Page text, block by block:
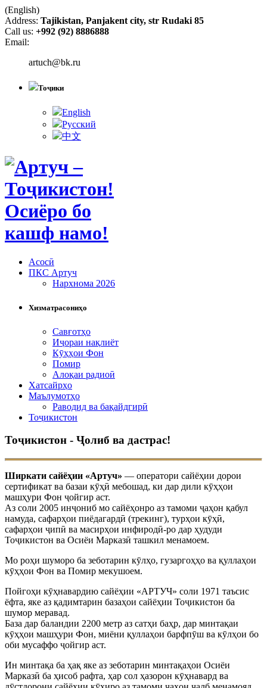
(English)
Address: Tajikistan, Panjakent city, str Rudaki 85
Call us: +992 (92) 8886888
Email:
artuch@bk.ru
Тоҷики
English
Русский
中文
Асосӣ
ПКС Артуч
Нархнома 2026
Хизматрасониҳо
Савғотҳо
Иҷораи нақлиёт
Кӯҳҳои Фон
Помир
Алоқаи радиоӣ
Хатсайрҳо
Маълумотҳо
Раводид ва бақайдгирӣ
Тоҷикистон
Тоҷикистон - Ҷолиб ва дастрас!
Ширкати сайёҳии «Артуч» — оператори сайёҳии дорои
сертификат ва базаи кӯҳӣ мебошад, ки дар дили кӯҳҳои
машҳури Фон ҷойгир аст.
Аз соли 2005 инҷониб мо сайёҳонро аз тамоми ҷаҳон қабул
намуда, сафарҳои пиёдагардӣ (трекинг), турҳои кӯҳӣ,
сафарҳои ҷипӣ ва масирҳои инфиродӣ-ро дар ҳудуди
Тоҷикистон ва Осиёи Марказӣ ташкил менамоем.
Мо роҳи шуморо ба зеботарин кӯлҳо, гузаргоҳҳо ва қуллаҳои
кӯҳҳои Фон ва Помир мекушоем.
Пойгоҳи кӯҳнавардию сайёҳии «АРТУЧ» соли 1971 таъсис
ёфта, яке аз қадимтарин базаҳои сайёҳии Тоҷикистон ба
шумор меравад.
База дар баландии 2200 метр аз сатҳи баҳр, дар минтақаи
кӯҳҳои машҳури Фон, миёни қуллаҳои барфпӯш ва кӯлҳои бо
оби мусаффо ҷойгир аст.
Ин минтақа ба ҳақ яке аз зеботарин минтақаҳои Осиёи
Марказӣ ба ҳисоб рафта, ҳар сол ҳазорон кӯҳнавард ва